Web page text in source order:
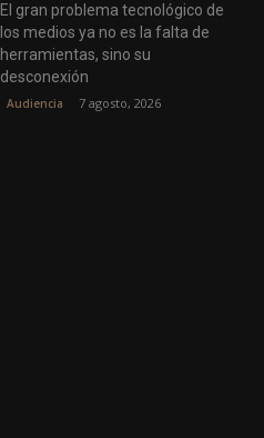
El gran problema tecnológico de
los medios ya no es la falta de
herramientas, sino su
desconexión
Audiencia 7 agosto, 2026